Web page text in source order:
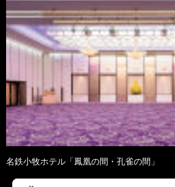
名鉄小牧ホテル「鳳凰の間・孔雀の間」